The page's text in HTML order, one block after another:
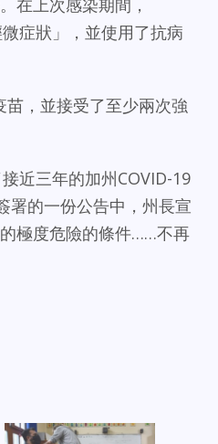
在上次感染期間，
症狀」，並使用了抗病
苗，並接受了至少兩次強
近三年的加州COVID-19
署的一份公告中，州長宣
極度危險的條件……不再